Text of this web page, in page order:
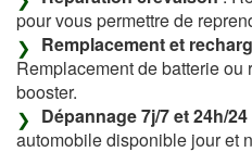
pour vous permettre de
Remplacement et
Remplacement de batterie ou
booster.
Dépannage 7j/7 et 24h/24
automobile disponible jour et